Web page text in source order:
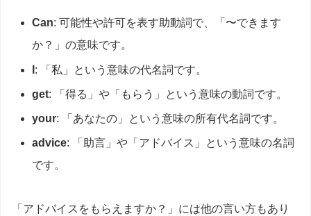
Can: 可能性や許可を表す助動詞で、「〜できます
か？」の意味です。
: 「私」という意味の代名詞です。
get: 「得る」や「もらう」という意味の動詞です。
your: 「あなたの」という意味の所有代名詞です。
advice: 「助言」や「アドバイス」という意味の名詞
です。
「アドバイスをもらえますか？」には他の言い方もあり